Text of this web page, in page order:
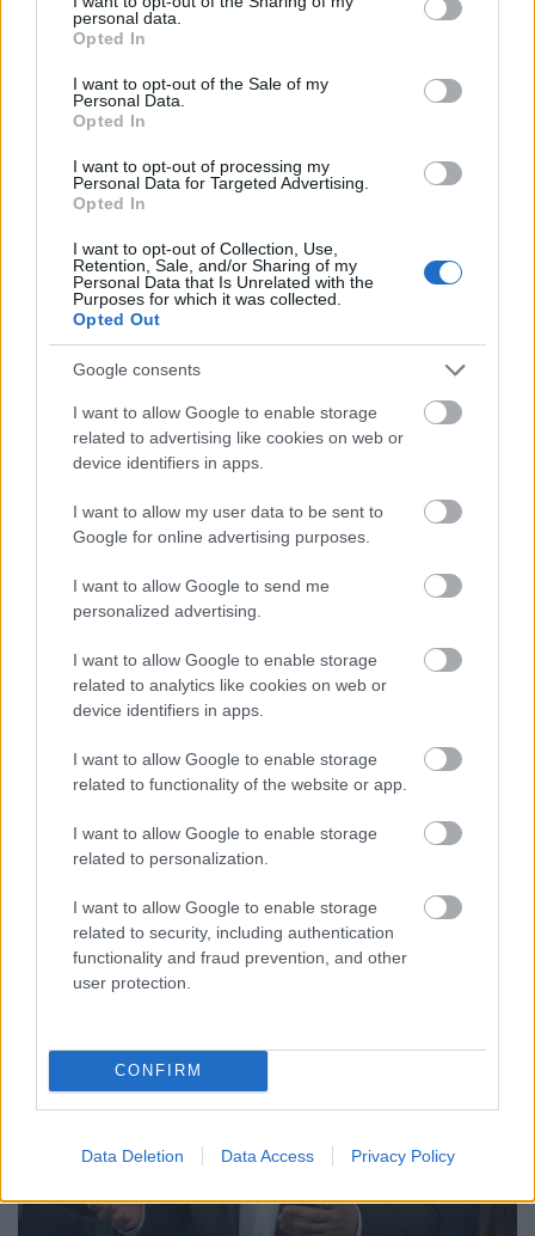
grant or deny consent to Google and its third-party tags to
use your data for below specified purposes in below Google
consent section.
personal data.
Opted In
I want to opt-out of the Sale of my
Personal Data.
Opted In
I want to opt-out of processing my
Personal Data for Targeted Advertising.
Opted In
I want to opt-out of Collection, Use,
Retention, Sale, and/or Sharing of my
Personal Data that Is Unrelated with the
Purposes for which it was collected.
Opted Out
Google consents
I want to allow Google to enable storage
related to advertising like cookies on web or
device identifiers in apps.
I want to allow my user data to be sent to
Google for online advertising purposes.
I want to allow Google to send me
personalized advertising.
I want to allow Google to enable storage
related to analytics like cookies on web or
device identifiers in apps.
I want to allow Google to enable storage
related to functionality of the website or app.
I want to allow Google to enable storage
related to personalization.
I want to allow Google to enable storage
related to security, including authentication
functionality and fraud prevention, and other
user protection.
CONFIRM
Data Deletion Data Access Privacy Policy
Jozsef.Nemeth•2026. február 13.
Smart-Villszer Kft. csapata abban hisz, hogy a
stabil elektromos hálózat az otthon alapja.
Dunavarsányi székhellyel, de országos szemlélettel ...
IMPRESSZUM
Jozsef.Nemeth•2026. február 13.
SMART-VILLSZER KFT.
IMPRESSZUM
Cégnév Smart-Villszer Kft.
Székhely 2336 ...